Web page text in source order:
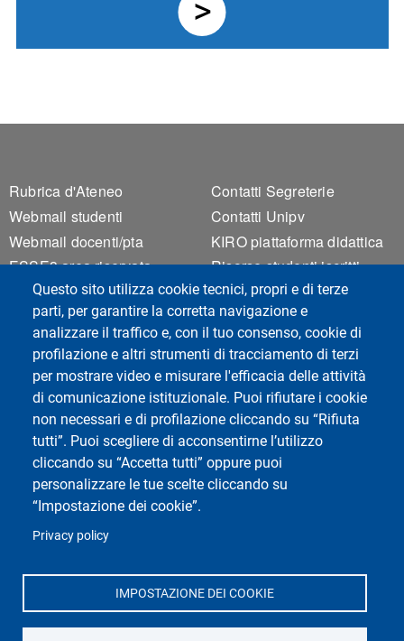
Questo sito utilizza cookie tecnici, propri e di terze
parti, per garantire la corretta navigazione e
analizzare il traffico e, con il tuo consenso, cookie di
profilazione e altri strumenti di tracciamento di terzi
per mostrare video e misurare l'efficacia delle attività
di comunicazione istituzionale. Puoi rifiutare i cookie
non necessari e di profilazione cliccando su “Rifiuta
tutti”. Puoi scegliere di acconsentirne l’utilizzo
cliccando su “Accetta tutti” oppure puoi
personalizzare le tue scelte cliccando su
“Impostazione dei cookie”.
Privacy policy
IMPOSTAZIONE DEI COOKIE
Footer 1
Rubrica d'Ateneo
Webmail studenti
Webmail docenti/pta
ESSE3 area riservata
Privacy
Accessibilità
Mappa del sito
Cookie settings
Footer 2
Contatti Segreterie
Contatti Unipv
KIRO piattaforma didattica
Risorse studenti iscritti
Dipartimento di Scienze del Sistema Nervoso e del
Social di Ateneo